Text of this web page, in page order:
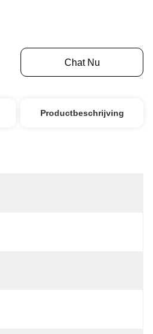
Chat Nu
Productbeschrijving